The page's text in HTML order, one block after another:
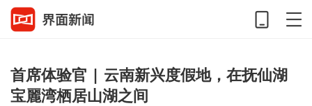
首席体验官 | 云南新兴度假地，在抚仙湖
宝麗湾栖居山湖之间